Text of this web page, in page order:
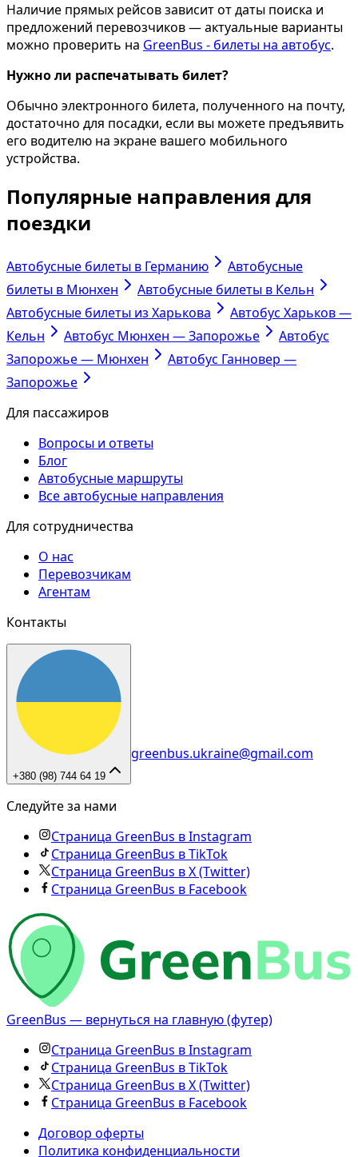
Наличие прямых рейсов зависит от даты поиска и
предложений перевозчиков — актуальные варианты
можно проверить на GreenBus - билеты на автобус.
Нужно ли распечатывать билет?
Обычно электронного билета, полученного на почту,
достаточно для посадки, если вы можете предъявить
его водителю на экране вашего мобильного
устройства.
Популярные направления для
поездки
Автобусные билеты в Германию
Автобусные
билеты в Мюнхен
Автобусные билеты в Кельн
Автобусные билеты из Харькова
Автобус Харьков —
Кельн
Автобус Мюнхен — Запорожье
Автобус
Запорожье — Мюнхен
Автобус Ганновер —
Запорожье
Для пассажиров
Вопросы и ответы
Блог
Автобусные маршруты
Все автобусные направления
Для сотрудничества
О нас
Перевозчикам
Агентам
Контакты
+380 (98) 744 64 19
greenbus.ukraine@gmail.com
Следуйте за нами
Страница GreenBus в Instagram
Страница GreenBus в TikTok
Страница GreenBus в X (Twitter)
Страница GreenBus в Facebook
GreenBus — вернуться на главную (футер)
Страница GreenBus в Instagram
Страница GreenBus в TikTok
Страница GreenBus в X (Twitter)
Страница GreenBus в Facebook
Договор оферты
Политика конфиденциальности